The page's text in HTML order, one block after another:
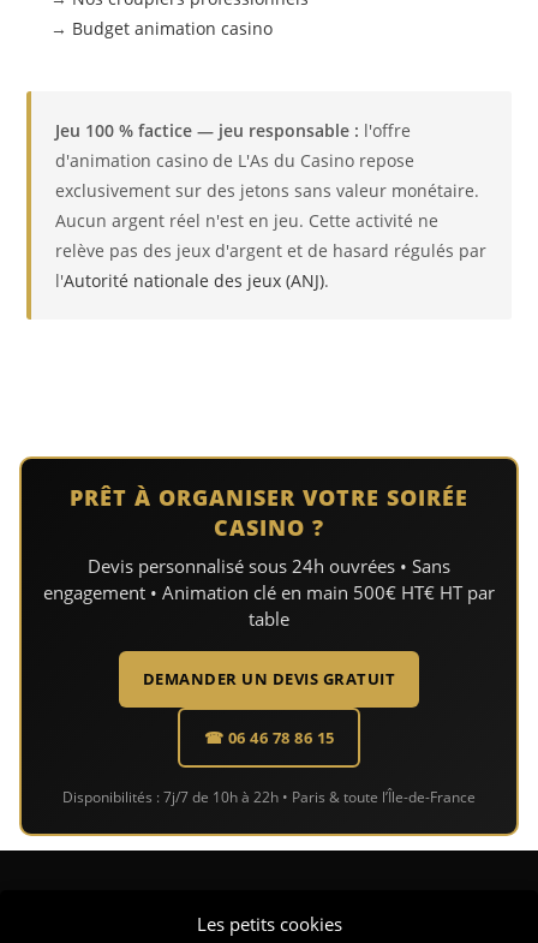
Les petits cookies
→ Budget animation casino
Jeu 100 % factice — jeu responsable : l'offre
d'animation casino de L'As du Casino repose
exclusivement sur des jetons sans valeur monétaire.
Aucun argent réel n'est en jeu. Cette activité ne
relève pas des jeux d'argent et de hasard régulés par
l'Autorité nationale des jeux (ANJ).
PRÊT À ORGANISER VOTRE SOIRÉE
CASINO ?
Devis personnalisé sous 24h ouvrées • Sans
engagement • Animation clé en main 500€ HT€ HT par
table
DEMANDER UN DEVIS GRATUIT
☎ 06 46 78 86 15
Disponibilités : 7j/7 de 10h à 22h • Paris & toute l’Île-de-France